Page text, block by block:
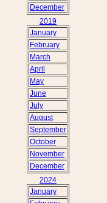
December
2019
January
February
March
April
May
June
July
August
September
October
November
December
2024
January